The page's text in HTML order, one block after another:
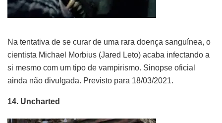
Na tentativa de se curar de uma rara doença sanguínea, o
cientista Michael Morbius (Jared Leto) acaba infectando a
si mesmo com um tipo de vampirismo. Sinopse oficial
ainda não divulgada. Previsto para 18/03/2021.
14. Uncharted